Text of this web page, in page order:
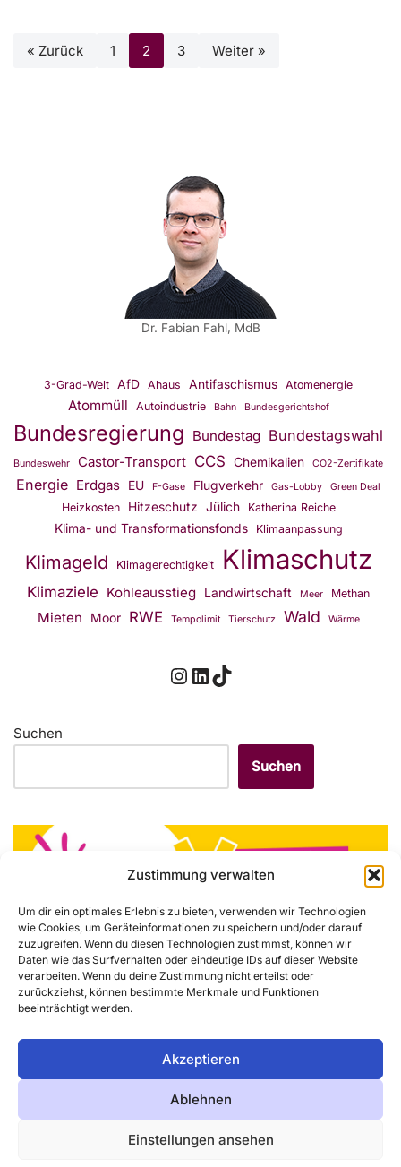
Zustimmung verwalten
Um dir ein optimales Erlebnis zu bieten, verwenden wir Technologien
wie Cookies, um Geräteinformationen zu speichern und/oder darauf
zuzugreifen. Wenn du diesen Technologien zustimmst, können wir
Daten wie das Surfverhalten oder eindeutige IDs auf dieser Website
verarbeiten. Wenn du deine Zustimmung nicht erteilst oder
zurückziehst, können bestimmte Merkmale und Funktionen
beeinträchtigt werden.
Akzeptieren
Ablehnen
Einstellungen ansehen
« Zurück 1 2 3 Weiter »
Dr. Fabian Fahl, MdB
3-Grad-Welt AfD Ahaus Antifaschismus Atomenergie
Atommüll Autoindustrie Bahn Bundesgerichtshof
Bundesregierung Bundestag Bundestagswahl
Bundeswehr Castor-Transport CCS Chemikalien CO2-Zertifikate
Energie Erdgas EU F-Gase Flugverkehr Gas-Lobby Green Deal
Heizkosten Hitzeschutz Jülich Katherina Reiche
Klima- und Transformationsfonds Klimaanpassung
Klimageld Klimagerechtigkeit Klimaschutz
Klimaziele Kohleausstieg Landwirtschaft Meer Methan
Mieten Moor RWE Tempolimit Tierschutz Wald Wärme
Suchen
Suchen
Ein Fehler ist aufgetreten – der Feed funktioniert zurzeit
Cookie-Richtlinie (EU)